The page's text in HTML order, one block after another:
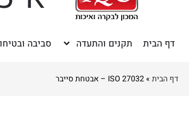
דף הבית תקנים והתעדה סביבה
דף הבית »ISO 27032 – אבטחת סייבר